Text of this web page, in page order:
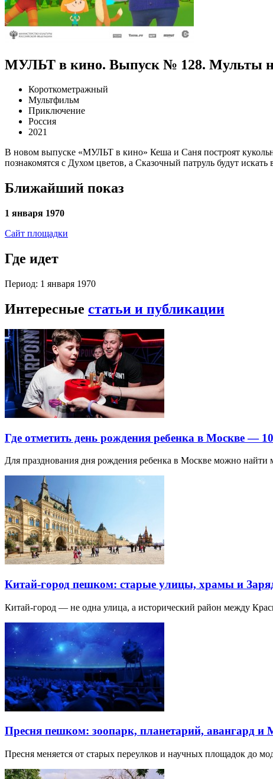
МУЛЬТ в кино. Выпуск № 128. Мульты
Короткометражный
Мультфильм
Приключение
Россия
2021
В новом выпуске «МУЛЬТ в кино» Кеша и Саня построят
познакомятся с Духом цветов, а Сказочный патруль будут
Ближайший показ
1 января 1970
Сайт площадки
Где идет
Период: 1 января 1970
Интересные статьи и публикации
Где отметить день рождения ребенка в Москве —
Для празднования дня рождения ребенка в Москве можно
Китай-город пешком: старые улицы, храмы и
Китай-город — не одна улица, а исторический район между
Пресня пешком: зоопарк, планетарий, авангард и
Пресня меняется от старых переулков и научных площадок до